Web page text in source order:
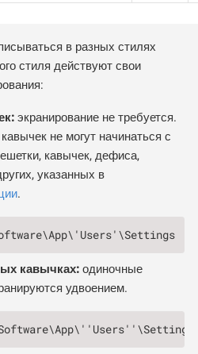
в разных стилях
стиля действуют свои
экранирование не требуется.
не могут начинаться с
кавычек, дефиса,
указанных в
.
кавычках: одиночные
удвоением.